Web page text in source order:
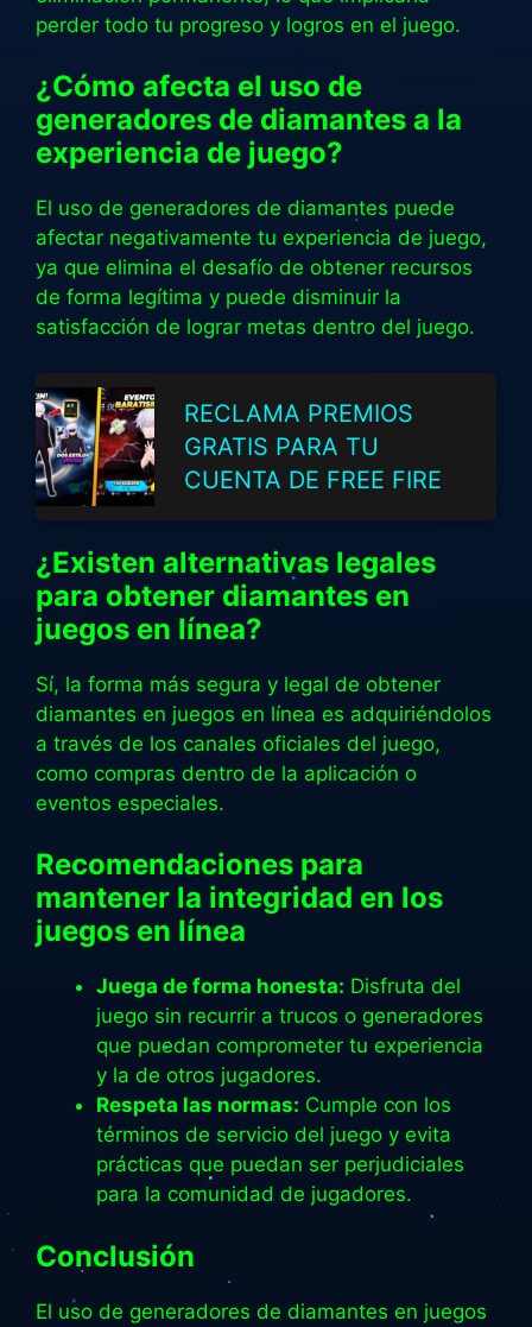
perder todo tu progreso y logros en el juego.
¿Cómo afecta el uso de
generadores de diamantes a la
experiencia de juego?
El uso de generadores de diamantes puede
afectar negativamente tu experiencia de juego,
ya que elimina el desafío de obtener recursos
de forma legítima y puede disminuir la
satisfacción de lograr metas dentro del juego.
RECLAMA PREMIOS
GRATIS PARA TU
CUENTA DE FREE FIRE
¿Existen alternativas legales
para obtener diamantes en
juegos en línea?
Sí, la forma más segura y legal de obtener
diamantes en juegos en línea es adquiriéndolos
a través de los canales oficiales del juego,
como compras dentro de la aplicación o
eventos especiales.
Recomendaciones para
mantener la integridad en los
juegos en línea
Juega de forma honesta: Disfruta del
juego sin recurrir a trucos o generadores
que puedan comprometer tu experiencia
y la de otros jugadores.
Respeta las normas: Cumple con los
términos de servicio del juego y evita
prácticas que puedan ser perjudiciales
para la comunidad de jugadores.
Conclusión
El uso de generadores de diamantes en juegos